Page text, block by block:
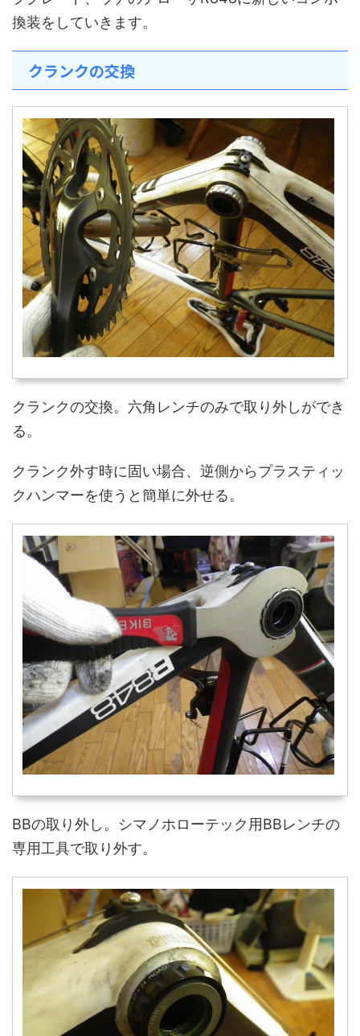
換装をしていきます。
クランクの交換
クランクの交換。六角レンチのみで取り外しができ
る。
クランク外す時に固い場合、逆側からプラスティッ
クハンマーを使うと簡単に外せる。
BBの取り外し。シマノホローテック用BBレンチの
専用工具で取り外す。